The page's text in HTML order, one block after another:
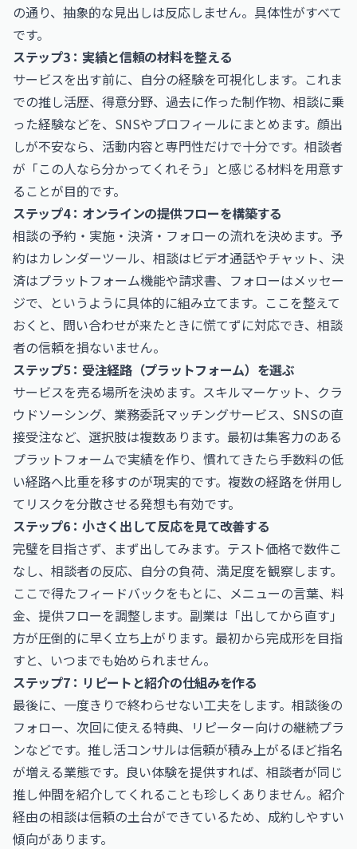
の通り、抽象的な見出しは反応しません。具体性がすべて
です。
ステップ3：実績と信頼の材料を整える
サービスを出す前に、自分の経験を可視化します。これま
での推し活歴、得意分野、過去に作った制作物、相談に乗
った経験などを、SNSやプロフィールにまとめます。顔出
しが不安なら、活動内容と専門性だけで十分です。相談者
が「この人なら分かってくれそう」と感じる材料を用意す
ることが目的です。
ステップ4：オンラインの提供フローを構築する
相談の予約・実施・決済・フォローの流れを決めます。予
約はカレンダーツール、相談はビデオ通話やチャット、決
済はプラットフォーム機能や請求書、フォローはメッセー
ジで、というように具体的に組み立てます。ここを整えて
おくと、問い合わせが来たときに慌てずに対応でき、相談
者の信頼を損ないません。
ステップ5：受注経路（プラットフォーム）を選ぶ
サービスを売る場所を決めます。スキルマーケット、クラ
ウドソーシング、業務委託マッチングサービス、SNSの直
接受注など、選択肢は複数あります。最初は集客力のある
プラットフォームで実績を作り、慣れてきたら手数料の低
い経路へ比重を移すのが現実的です。複数の経路を併用し
てリスクを分散させる発想も有効です。
ステップ6：小さく出して反応を見て改善する
完璧を目指さず、まず出してみます。テスト価格で数件こ
なし、相談者の反応、自分の負荷、満足度を観察します。
ここで得たフィードバックをもとに、メニューの言葉、料
金、提供フローを調整します。副業は「出してから直す」
方が圧倒的に早く立ち上がります。最初から完成形を目指
すと、いつまでも始められません。
ステップ7：リピートと紹介の仕組みを作る
最後に、一度きりで終わらせない工夫をします。相談後の
フォロー、次回に使える特典、リピーター向けの継続プラ
ンなどです。推し活コンサルは信頼が積み上がるほど指名
が増える業態です。良い体験を提供すれば、相談者が同じ
推し仲間を紹介してくれることも珍しくありません。紹介
経由の相談は信頼の土台ができているため、成約しやすい
傾向があります。